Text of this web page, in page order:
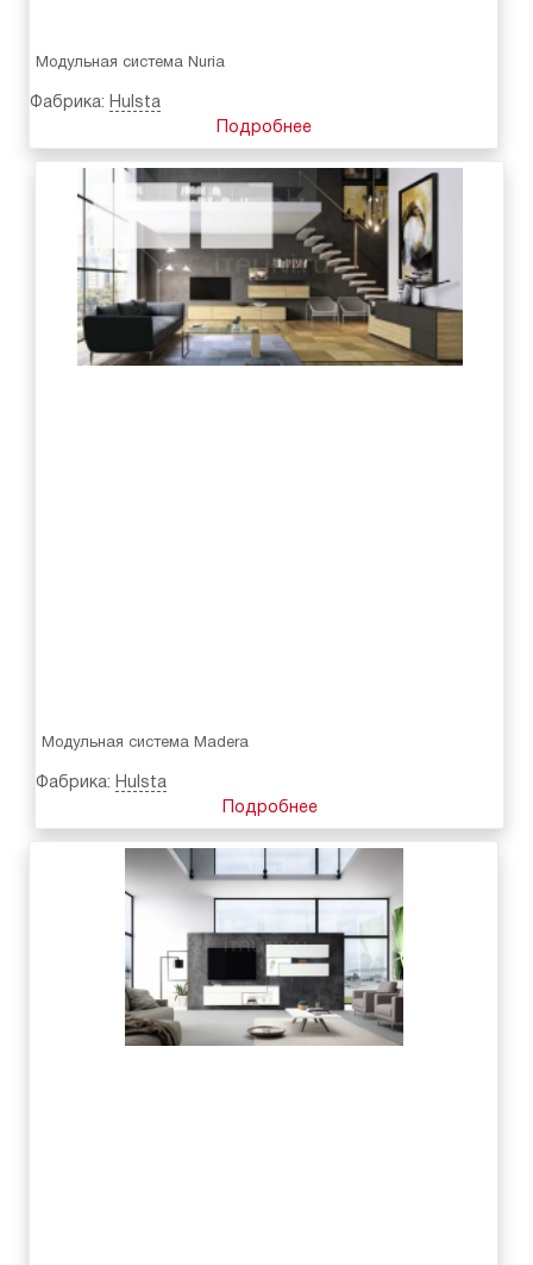
Модульная система Nuria
Фабрика: Hulsta
Подробнее
Модульная система Madera
Фабрика: Hulsta
Подробнее